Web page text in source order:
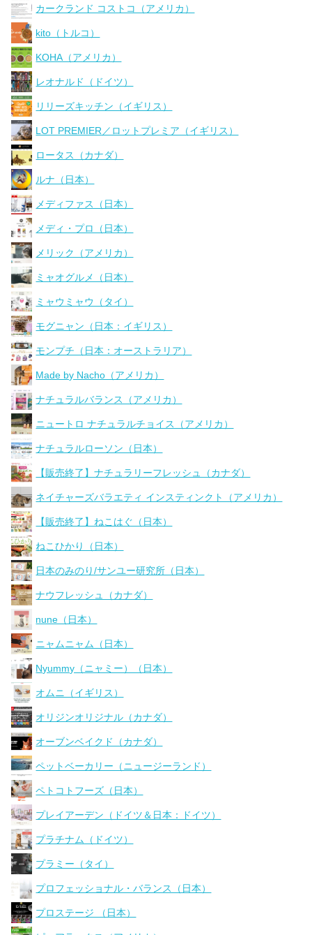
カークランド コストコ（アメリカ）
kito（トルコ）
KOHA（アメリカ）
レオナルド（ドイツ）
リリーズキッチン（イギリス）
LOT PREMIER／ロットプレミア（イギリス）
ロータス（カナダ）
ルナ（日本）
メディファス（日本）
メディ・プロ（日本）
メリック（アメリカ）
ミャオグルメ（日本）
ミャウミャウ（タイ）
モグニャン（日本：イギリス）
モンプチ（日本：オーストラリア）
Made by Nacho（アメリカ）
ナチュラルバランス（アメリカ）
ニュートロ ナチュラルチョイス（アメリカ）
ナチュラルローソン（日本）
【販売終了】ナチュラリーフレッシュ（カナダ）
ネイチャーズバラエティ インスティンクト（アメリカ）
【販売終了】ねこはぐ（日本）
ねこひかり（日本）
日本のみのり/サンユー研究所（日本）
ナウフレッシュ（カナダ）
nune（日本）
ニャムニャム（日本）
Nyummy（ニャミー）（日本）
オムニ（イギリス）
オリジンオリジナル（カナダ）
オーブンベイクド（カナダ）
ペットベーカリー（ニュージーランド）
ペトコトフーズ（日本）
プレイアーデン（ドイツ＆日本：ドイツ）
プラチナム（ドイツ）
プラミー（タイ）
プロフェッショナル・バランス（日本）
プロステージ （日本）